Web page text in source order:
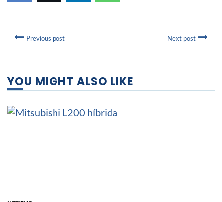
Previous post Next post
YOU MIGHT ALSO LIKE